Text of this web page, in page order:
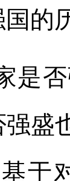
的
是
盛
于